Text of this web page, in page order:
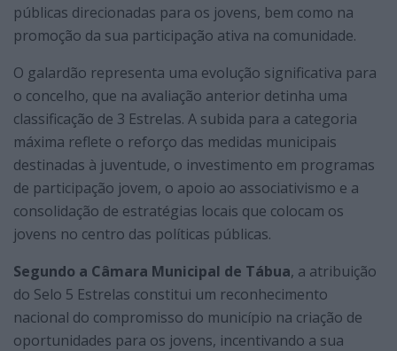
públicas direcionadas para os jovens, bem como na
promoção da sua participação ativa na comunidade.
O galardão representa uma evolução significativa para
o concelho, que na avaliação anterior detinha uma
classificação de 3 Estrelas. A subida para a categoria
máxima reflete o reforço das medidas municipais
destinadas à juventude, o investimento em programas
de participação jovem, o apoio ao associativismo e a
consolidação de estratégias locais que colocam os
jovens no centro das políticas públicas.
Segundo a Câmara Municipal de Tábua, a atribuição
do Selo 5 Estrelas constitui um reconhecimento
nacional do compromisso do município na criação de
oportunidades para os jovens, incentivando a sua